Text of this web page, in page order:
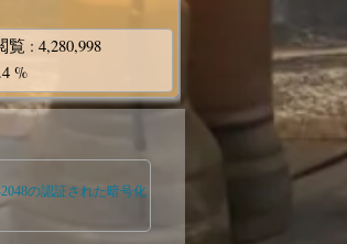
覧: 4,280,998
%
の認証された暗号化